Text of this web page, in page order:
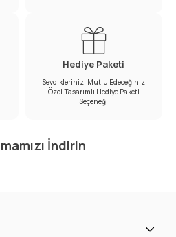
Hediye Paketi
Sevdiklerinizi Mutlu Edeceğiniz
Özel Tasarımlı Hediye Paketi
Seçeneği
İndirin